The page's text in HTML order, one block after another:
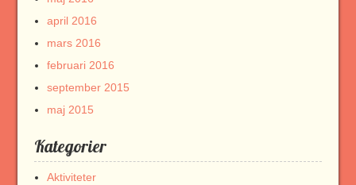
april 2016
mars 2016
februari 2016
september 2015
maj 2015
Kategorier
Aktiviteter